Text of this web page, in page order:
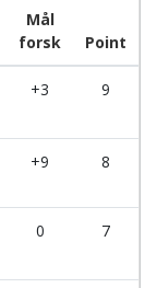
Mål
forsk
Point
+3 9
+9 8
0 7